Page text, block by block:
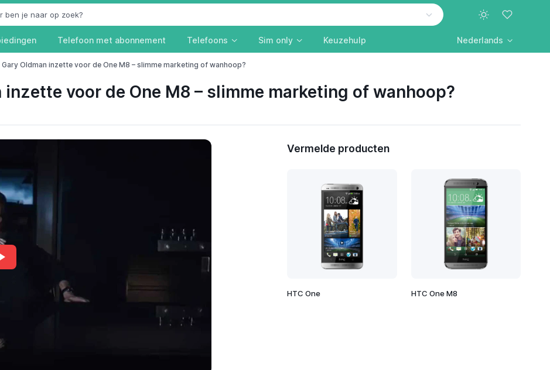
Telefoon met abonnement Telefoons Sim only Keuzehulp Nederlands
Gary Oldman inzette voor de One M8 – slimme marketing of wanhoop?
inzette voor de One M8 – slimme marketing of wanhoop?
Vermelde producten
HTC One HTC One M8